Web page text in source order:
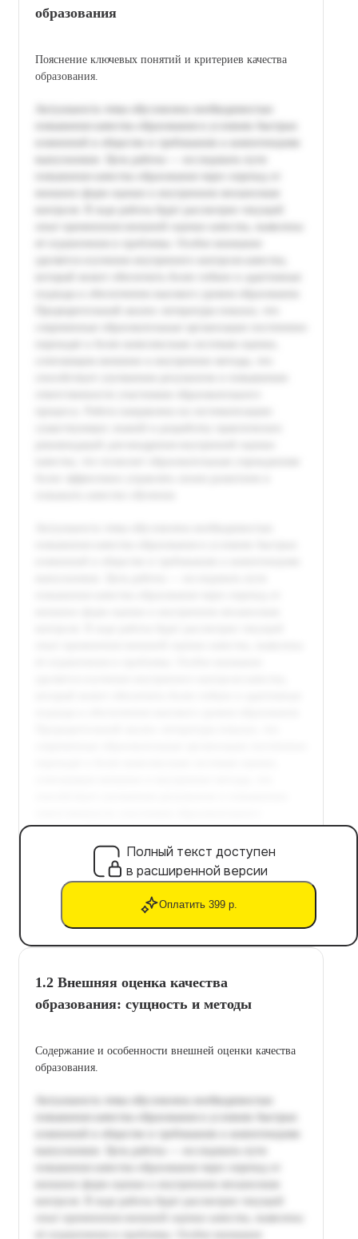
образования
Пояснение ключевых понятий и критериев качества
образования.
Полный текст доступен
в расширенной версии
Оплатить 399 р.
1.2 Внешняя оценка качества
образования: сущность и методы
Содержание и особенности внешней оценки качества
образования.